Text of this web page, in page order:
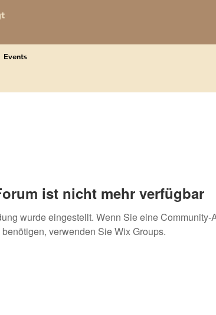
ist nicht mehr verfügbar
wurde eingestellt. Wenn Sie eine Community-
benötigen, verwenden Sie Wix Groups.
Events